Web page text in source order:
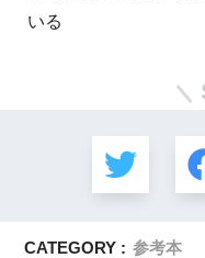
いる
CATEGORY : 参考本